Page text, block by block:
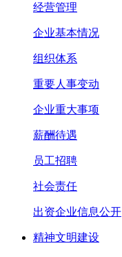
经营管理
企业基本情况
组织体系
重要人事变动
企业重大事项
薪酬待遇
员工招聘
社会责任
出资企业信息公开
精神文明建设